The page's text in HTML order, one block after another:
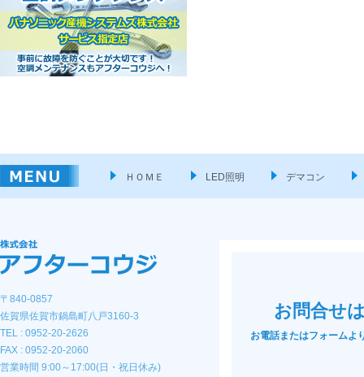
ＨＯＭＥ LED照明 デマコン
〒840-0857
佐賀県佐賀市鍋島町八戸3160-3
TEL : 0952-20-2626
FAX : 0952-20-2060
営業時間 9:00～17:00(日・祝日休み)
お問合せ
お電話またはフォームよ